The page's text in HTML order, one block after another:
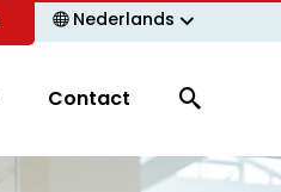
Nederlands
Contact